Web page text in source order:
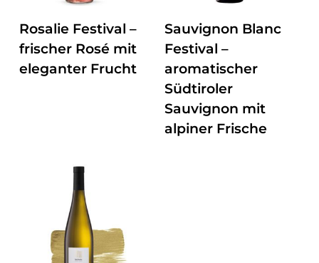
ZUM PRODUKT
Rosalie Festival –
frischer Rosé mit
eleganter Frucht
ZUM PRODUKT
Sauvignon Blanc
Festival –
aromatischer
Südtiroler
Sauvignon mit
alpiner Frische